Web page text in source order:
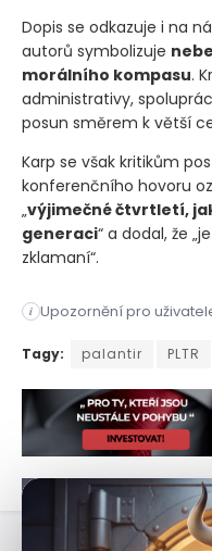
Dopis se odkazuje i na
autorů symbolizuje
morálního kompasu.
administrativy,
posun směrem k větší
Karp se však kritikům
konferenčního hovoru
„výjimečné čtvrtletí,
generaci“ a dodal, že
zklamaní“.
i Upozornění pro
Společnost Palantir
Tagy: palantir PLTR